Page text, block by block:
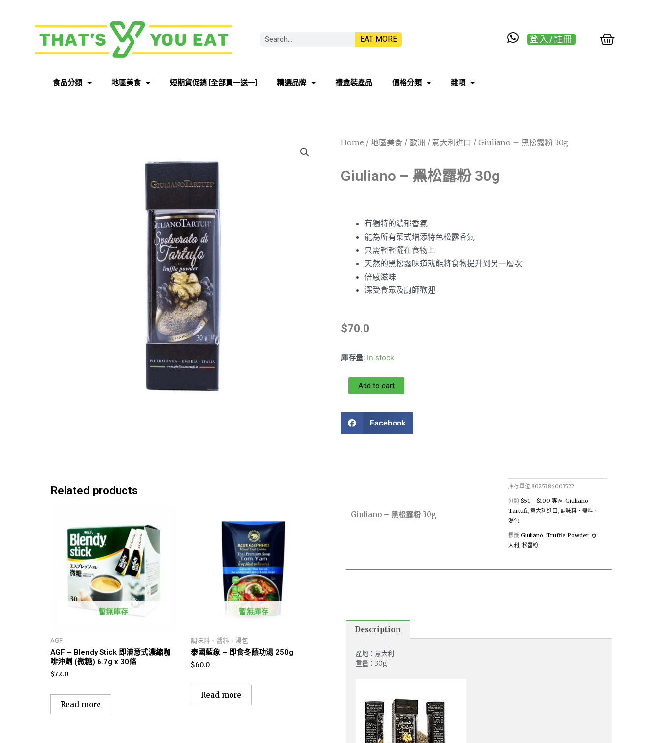
EAT MORE 登入/註冊
食品分類 地區美食 短期貨促銷 [全部買一送一] 精選品牌 禮盒裝產品 價格分類 雜項
Home / 地區美食 / 歐洲 / 意大利進口 / Giuliano – 黑松露粉 30g
Giuliano – 黑松露粉 30g
有獨特的濃郁香氣
能為所有菜式增添特色松露香氣
只需輕輕灑在食物上
天然的黑松露味道就能將食物提升到另一層次
倍感滋味
深受食眾及廚師歡迎
$70.0
庫存量: In stock
Add to cart
Facebook
Related products
暫無庫存
AGF
AGF – Blendy Stick 即溶意式濃縮咖
啡沖劑 (微糖) 6.7g x 30條
$72.0
Read more
暫無庫存
調味料、醬料、湯包
泰國藍象 – 即食冬蔭功湯 250g
$60.0
Read more
Giuliano – 黑松露粉 30g
庫存單位 8025386003522
分類 $50 - $100 專區,Giuliano
Tartufi,意大利進口,調味料、醬料、
湯包
標籤 Giuliano,Truffle Powder,意
大利,松露粉
Description
產地：意大利
重量：30g